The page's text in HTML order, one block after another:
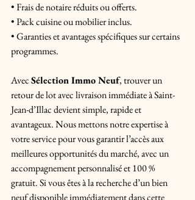
• Frais de notaire réduits ou offerts.
• Pack cuisine ou mobilier inclus.
• Garanties et avantages spécifiques sur certains
programmes.
Avec Sélection Immo Neuf, trouver un
retour de lot avec livraison immédiate à Saint-
Jean-d’Illac devient simple, rapide et
avantageux. Nous mettons notre expertise à
votre service pour vous garantir l’accès aux
meilleures opportunités du marché, avec un
accompagnement personnalisé et 100 %
gratuit. Si vous êtes à la recherche d’un bien
neuf disponible immédiatement dans cette